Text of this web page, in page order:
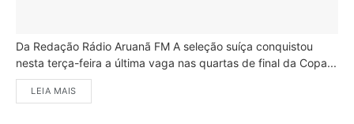
Da Redação Rádio Aruanã FM A seleção suíça conquistou
nesta terça-feira a última vaga nas quartas de final da Copa...
LEIA MAIS